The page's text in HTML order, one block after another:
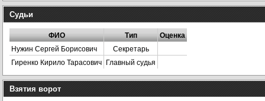
Судьи
ФИО Тип Оценка
Нужин Сергей Борисович
Секретарь
Гиренко Кирило Тарасович Главный судья
Взятия ворот